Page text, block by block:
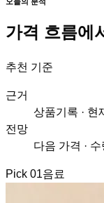
가격 흐름에
추천 기준
근거
상품기록 · 현
전망
다음 가격 ·
Pick 01음료